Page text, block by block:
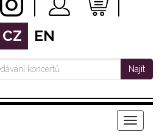
CZ EN
Najít
Menu